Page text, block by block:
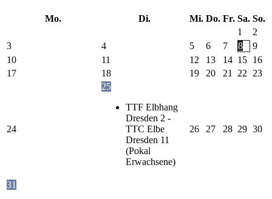
Mo. Di. Mi. Do. Fr. Sa. So.
1
2
3
4 5 6 7 8
9
10
11 12 13 14 15 16
17
18 19 20 21 22 23
24
25
TTF Elbhang
Dresden 2 -
TTC Elbe
Dresden 11
(Pokal
Erwachsene)
26 27 28 29 30
31